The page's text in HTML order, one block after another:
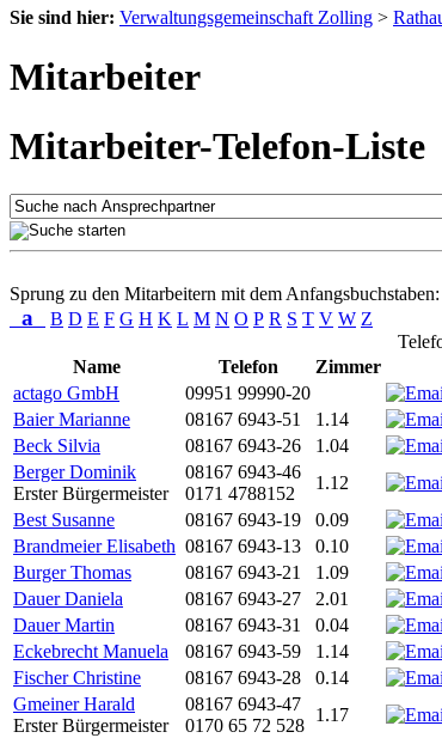
Sie sind hier: Verwaltungsgemeinschaft Zolling >
Mitarbeiter
Mitarbeiter-Telefon-Liste
Sprung zu den Mitarbeitern mit dem Anfangsbuchstaben:
a B D E F G H K L M N O P R S T V W Z
Name
Telefon Zimmer
actago GmbH
09951 99990-20
Baier Marianne
08167 6943-51 1.14
Beck Silvia
08167 6943-26 1.04
Berger Dominik
Erster Bürgermeister
08167 6943-46
0171 4788152
1.12
Best Susanne
08167 6943-19 0.09
Brandmeier Elisabeth 08167 6943-13 0.10
Burger Thomas
08167 6943-21 1.09
Dauer Daniela
08167 6943-27 2.01
Dauer Martin
08167 6943-31 0.04
Eckebrecht Manuela
08167 6943-59 1.14
Fischer Christine
08167 6943-28 0.14
Gmeiner Harald
Erster Bürgermeister
08167 6943-47
0170 65 72 528
1.17